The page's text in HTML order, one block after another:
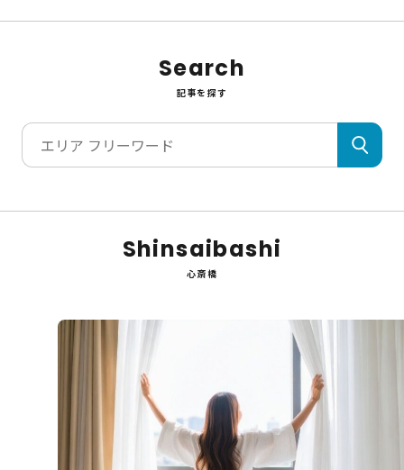
Search
記事を探す
Shinsaibashi
心斎橋